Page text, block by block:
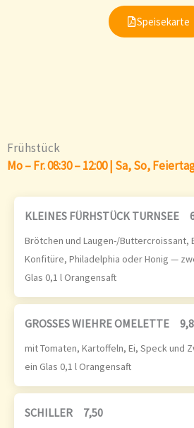
Speisekarte
Frühstück
Mo – Fr. 08:30 – 12:00 | Sa, So,
KLEINES FÜRHSTÜCK TURNSEE
Brötchen und Laugen-/Buttercroissant,
Konfitüre, Philadelphia oder Honig —
Glas 0,1 l Orangensaft
GROSSES WIEHRE OMELETTE
mit Tomaten, Kartoffeln, Ei, Speck und
ein Glas 0,1 l Orangensaft
SCHILLER 7,50